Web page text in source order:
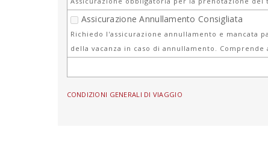
Assicurazione Annullamento Consigliata
Richiedo l'assicurazione annullamento e mancata
della vacanza in caso di annullamento.
CONDIZIONI GENERALI DI VIAGGIO